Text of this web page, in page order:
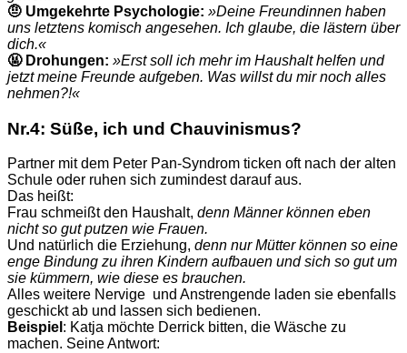
🤨 Umgekehrte Psychologie: »Deine Freundinnen haben
uns letztens komisch angesehen. Ich glaube, die lästern über
dich.«
🤬 Drohungen: »Erst soll ich mehr im Haushalt helfen und
jetzt meine Freunde aufgeben. Was willst du mir noch alles
nehmen?!«
Nr.4: Süße, ich und Chauvinismus?
Partner mit dem Peter Pan-Syndrom ticken oft nach der alten
Schule oder ruhen sich zumindest darauf aus.
Das heißt:
Frau schmeißt den Haushalt, denn Männer können eben
nicht so gut putzen wie Frauen.
Und natürlich die Erziehung, denn nur Mütter können so eine
enge Bindung zu ihren Kindern aufbauen und sich so gut um
sie kümmern, wie diese es brauchen.
Alles weitere Nervige und Anstrengende laden sie ebenfalls
geschickt ab und lassen sich bedienen.
Beispiel : Katja möchte Derrick bitten, die Wäsche zu
machen. Seine Antwort: